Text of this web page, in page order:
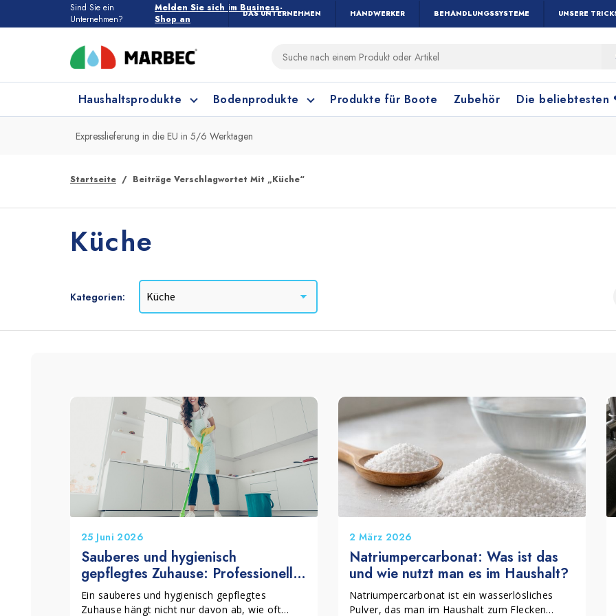
Sind Sie ein
Unternehmen?
Melden Sie sich im Business-
Shop an
DAS UNTERNEHMEN HANDWERKER BEHANDLUNGSSYSTEME UNSERE
Haushaltsprodukte
Haushaltsprodukte
Küchenreinigung
Badreinigung Zubehör
Bodenprodukte
Alle Bodenprodukte
Feinsteinzeug und Keramik
Körner und Zement Linoleum, PVC und Gummi
Produkte für Boote Zubehör Die beliebtesten
Expresslieferung in die EU in 5/6 Werktagen
Startseite Beiträge Verschlagwortet Mit „Küche“
Küche
Kategorien:
25 Juni 2026
Sauberes und hygienisch
gepflegtes Zuhause: Professionelle
Reinigungsprodukte für den
Haushalt
Ein sauberes und hygienisch gepflegtes
Zuhause hängt nicht nur davon ab, wie oft
2 März 2026
Natriumpercarbonat: Was ist das
und wie nutzt man es im Haushalt?
Natriumpercarbonat ist ein wasserlösliches
Pulver, das man im Haushalt zum Flecken